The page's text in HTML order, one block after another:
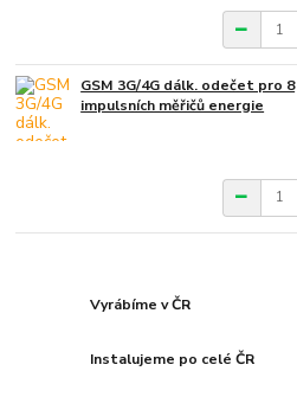
GSM 3G/4G dálk. odečet pro 8
impulsních měřičů energie
Vyrábíme v ČR
Instalujeme po celé ČR